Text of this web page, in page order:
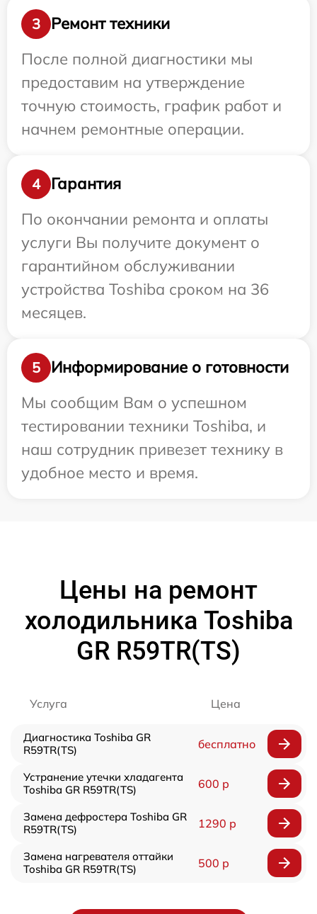
3
Ремонт техники
После полной диагностики мы
предоставим на утверждение
точную стоимость, график работ и
начнем ремонтные операции.
4
Гарантия
По окончании ремонта и оплаты
услуги Вы получите документ о
гарантийном обслуживании
устройства Toshiba сроком на 36
месяцев.
5
Информирование о готовности
Мы сообщим Вам о успешном
тестировании техники Toshiba, и
наш сотрудник привезет технику в
удобное место и время.
Цены на ремонт
холодильника Toshiba
GR R59TR(TS)
Услуга Цена
Диагностика Toshiba GR
R59TR(TS)
бесплатно
Устранение утечки хладагента
Toshiba GR R59TR(TS)
600 р
Замена дефростера Toshiba GR
R59TR(TS)
1290 р
Замена нагревателя оттайки
Toshiba GR R59TR(TS)
500 р